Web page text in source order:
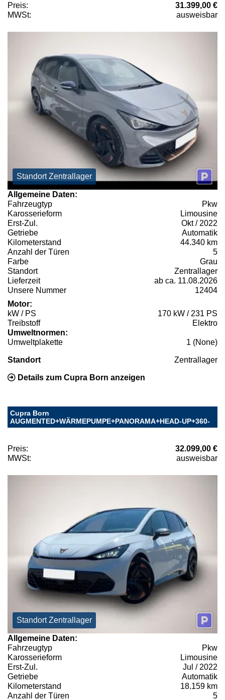
Preis:
31.399,00 €
MWSt:
ausweisbar
Standort Zentrallager
Allgemeine Daten:
Fahrzeugtyp
Pkw
Karosserieform
Limousine
Erst-Zul.
Okt / 2022
Getriebe
Automatik
Kilometerstand
44.340 km
Anzahl der Türen
5
Farbe
Grau
Standort
Zentrallager
Lieferzeit
ab ca. 11.08.2026
Unsere Nummer
12404
Motor:
kW / PS
170 kW / 231 PS
Treibstoff
Elektro
Umweltnormen:
Umweltplakette
1 (None)
Standort Zentrallager
Details zum Cupra Born anzeigen
Cupra Born
AUGMENTED+WÄRMEPUMPE+PANORAMA+HEAD-UP+360-
Preis:
32.099,00 €
MWSt:
ausweisbar
Standort Zentrallager
Allgemeine Daten:
Fahrzeugtyp
Pkw
Karosserieform
Limousine
Erst-Zul.
Jul / 2022
Getriebe
Automatik
Kilometerstand
18.159 km
Anzahl der Türen
5